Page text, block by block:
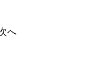
へ